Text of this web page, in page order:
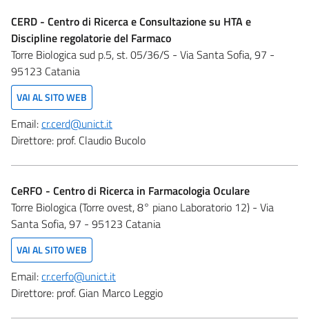
CERD - Centro di Ricerca e Consultazione su HTA e
Discipline regolatorie del Farmaco
Torre Biologica sud p.5, st. 05/36/S - Via Santa Sofia, 97 -
95123 Catania
VAI AL SITO WEB
Email:cr.cerd@unict.it
Direttore: prof. Claudio Bucolo
CeRFO - Centro di Ricerca in Farmacologia Oculare
Torre Biologica (Torre ovest, 8° piano Laboratorio 12) - Via
Santa Sofia, 97 - 95123 Catania
VAI AL SITO WEB
Email:cr.cerfo@unict.it
Direttore: prof. Gian Marco Leggio